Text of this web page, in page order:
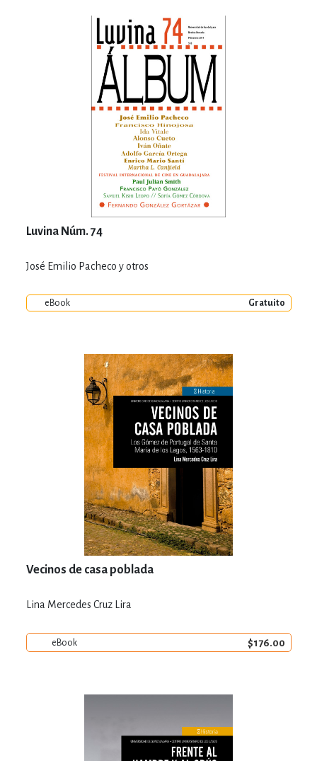
Luvina Núm. 74
José Emilio Pacheco y otros
eBook Gratuito
Vecinos de casa poblada
Lina Mercedes Cruz Lira
eBook $176.00